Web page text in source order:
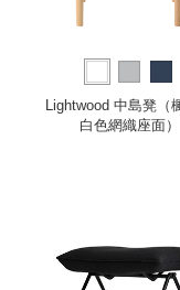
Lightwood 中島凳（
白色網織座面）